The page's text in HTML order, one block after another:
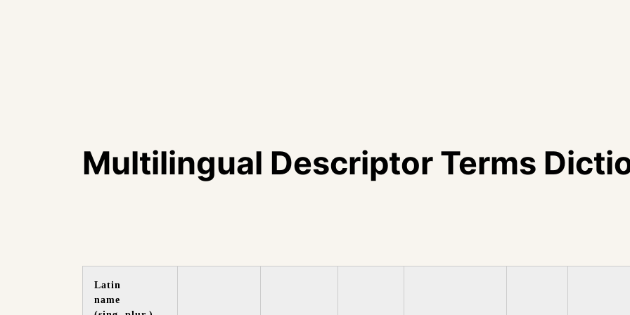
Multilingual Descriptor Terms
Latin
name